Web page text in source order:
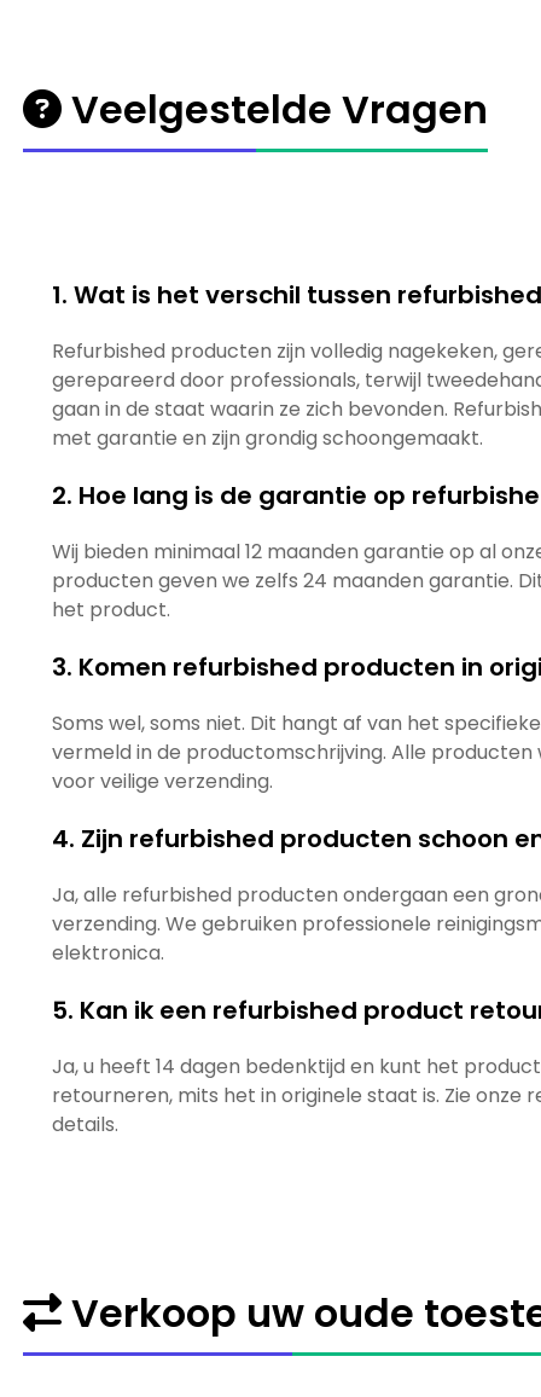
Veelgestelde Vragen
1. Wat is het verschil tussen
Refurbished producten zijn volledig nagekeken,
gerepareerd door professionals, terwijl
gaan in de staat waarin ze zich bevonden.
met garantie en zijn grondig schoongemaakt.
2. Hoe lang is de garantie op
Wij bieden minimaal 12 maanden garantie op al
producten geven we zelfs 24 maanden garantie.
het product.
3. Komen refurbished producten in
Soms wel, soms niet. Dit hangt af van het
vermeld in de productomschrijving. Alle
voor veilige verzending.
4. Zijn refurbished producten schoon
Ja, alle refurbished producten ondergaan een
verzending. We gebruiken professionele
elektronica.
5. Kan ik een refurbished product
Ja, u heeft 14 dagen bedenktijd en kunt het
retourneren, mits het in originele staat is. Zie
details.
Verkoop uw oude